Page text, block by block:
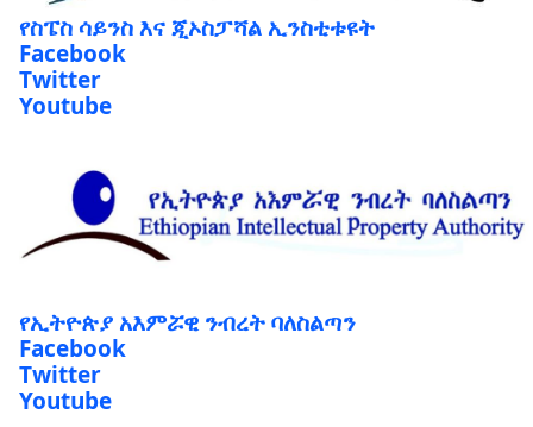
የስፔስ ሳይንስ እና ጂኦስፓሻል ኢንስቲቱዩት
Facebook
Twitter
Youtube
የኢትዮጵያ አእምሯዊ ንብረት ባለስልጣን
Facebook
Twitter
Youtube